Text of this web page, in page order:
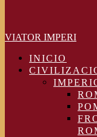
VIATOR IMPERI
INICIO